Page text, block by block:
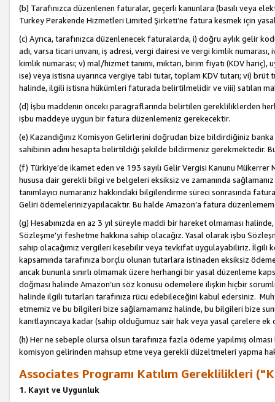
(b) Tarafınızca düzenlenen faturalar, geçerli kanunlara (basılı veya
Turkey Perakende Hizmetleri Limited Şirketi’ne fatura kesmek için
(c) Ayrıca, tarafınızca düzenlenecek faturalarda, i) doğru aylık gelir
adı, varsa ticari unvanı, iş adresi, vergi dairesi ve vergi kimlik
kimlik numarası; v) mal/hizmet tanımı, miktarı, birim fiyatı (KDV
ise) veya istisna uyarınca vergiye tabi tutar, toplam KDV tutarı; vi) brüt
halinde, ilgili istisna hükümleri faturada belirtilmelidir ve viii) satılan
(d) İşbu maddenin önceki paragraflarında belirtilen gerekliliklerden
işbu maddeye uygun bir fatura düzenlemeniz gerekecektir.
(e) Kazandığınız Komisyon Gelirlerini doğrudan bize bildirdiğiniz banka
sahibinin adını hesapta belirtildiği şekilde bildirmeniz gerekmektedir.
(f) Türkiye’de ikamet eden ve 193 sayılı Gelir Vergisi Kanunu
hususa dair gerekli bilgi ve belgeleri eksiksiz ve zamanında
tanımlayıcı numaranız hakkındaki bilgilendirme süreci sonrasında
Geliri ödemelerinizyapılacaktır. Bu halde Amazon’a fatura
(g) Hesabınızda en az 3 yıl süreyle maddi bir hareket olmaması
Sözleşme’yi feshetme hakkına sahip olacağız. Yasal olarak işbu
sahip olacağımız vergileri kesebilir veya tevkifat uygulayabiliriz. İlgili
kapsamında tarafınıza borçlu olunan tutarlara istinaden eksiksiz
ancak bununla sınırlı olmamak üzere herhangi bir yasal düzenleme
doğması halinde Amazon’un söz konusu ödemelere ilişkin hiçbir
halinde ilgili tutarları tarafınıza rücu edebileceğini kabul edersiniz.
etmemiz ve bu bilgileri bize sağlamamanız halinde, bu bilgileri bize
kanıtlayıncaya kadar (sahip olduğumuz sair hak veya yasal çarelere
(h) Her ne sebeple olursa olsun tarafınıza fazla ödeme yapılmış
komisyon gelirinden mahsup etme veya gerekli düzeltmeleri yapma
Associates Programı Katılım Gereklilikleri
1. Kayıt ve Uygunluk